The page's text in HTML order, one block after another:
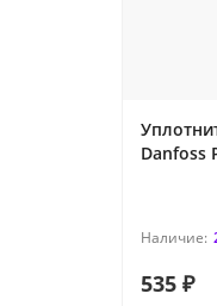
Danfoss
535 ₽